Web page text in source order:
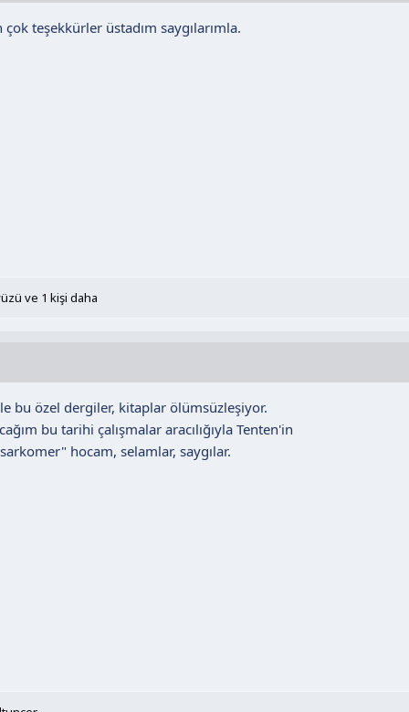
çok teşekkürler üstadım saygılarımla.
ve 1 kişi daha
bu özel dergiler, kitaplar ölümsüzleşiyor.
bu tarihi çalışmalar aracılığıyla Tenten'in
hocam, selamlar, saygılar.